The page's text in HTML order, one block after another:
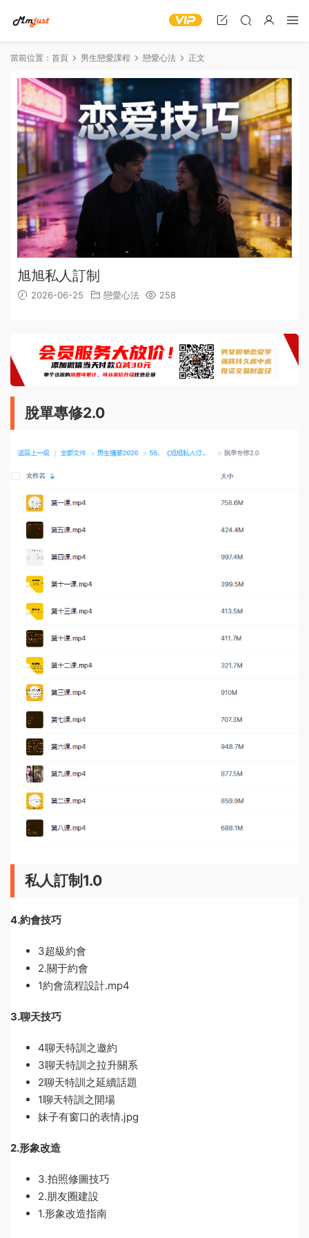
當前位置： 首頁 男生戀愛課程 戀愛心法 正文
旭旭私人訂制
2026-06-25 戀愛心法 258
脫單專修2.0
私人訂制1.0
4.約會技巧
3超級約會
2.關于約會
1約會流程設計.mp4
3.聊天技巧
4聊天特訓之邀約
3聊天特訓之拉升關系
2聊天特訓之延續話題
1聊天特訓之開場
妹子有窗口的表情.jpg
2.形象改造
3.拍照修圖技巧
2.朋友圈建設
1.形象改造指南